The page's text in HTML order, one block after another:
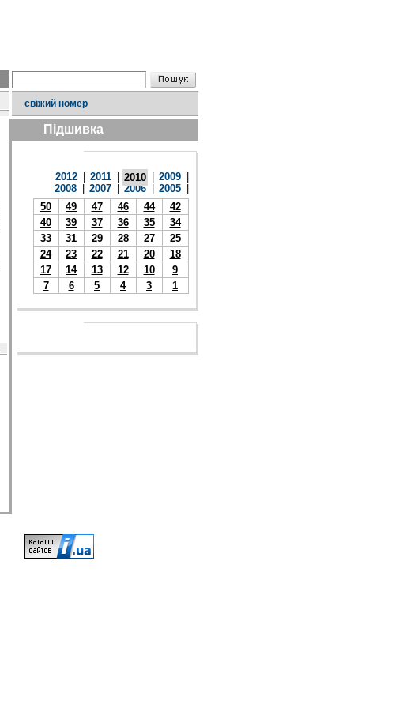
свіжий номер
Підшивка
2012 2011 2010 2009
2008
2007 2006 2005
50
49 47 46 44
42
40
39 37 36 35
34
33
31 29 28 27
25
24
23 22 21 20
18
17
14 13 12 10
9
7
6 5 4 3 1